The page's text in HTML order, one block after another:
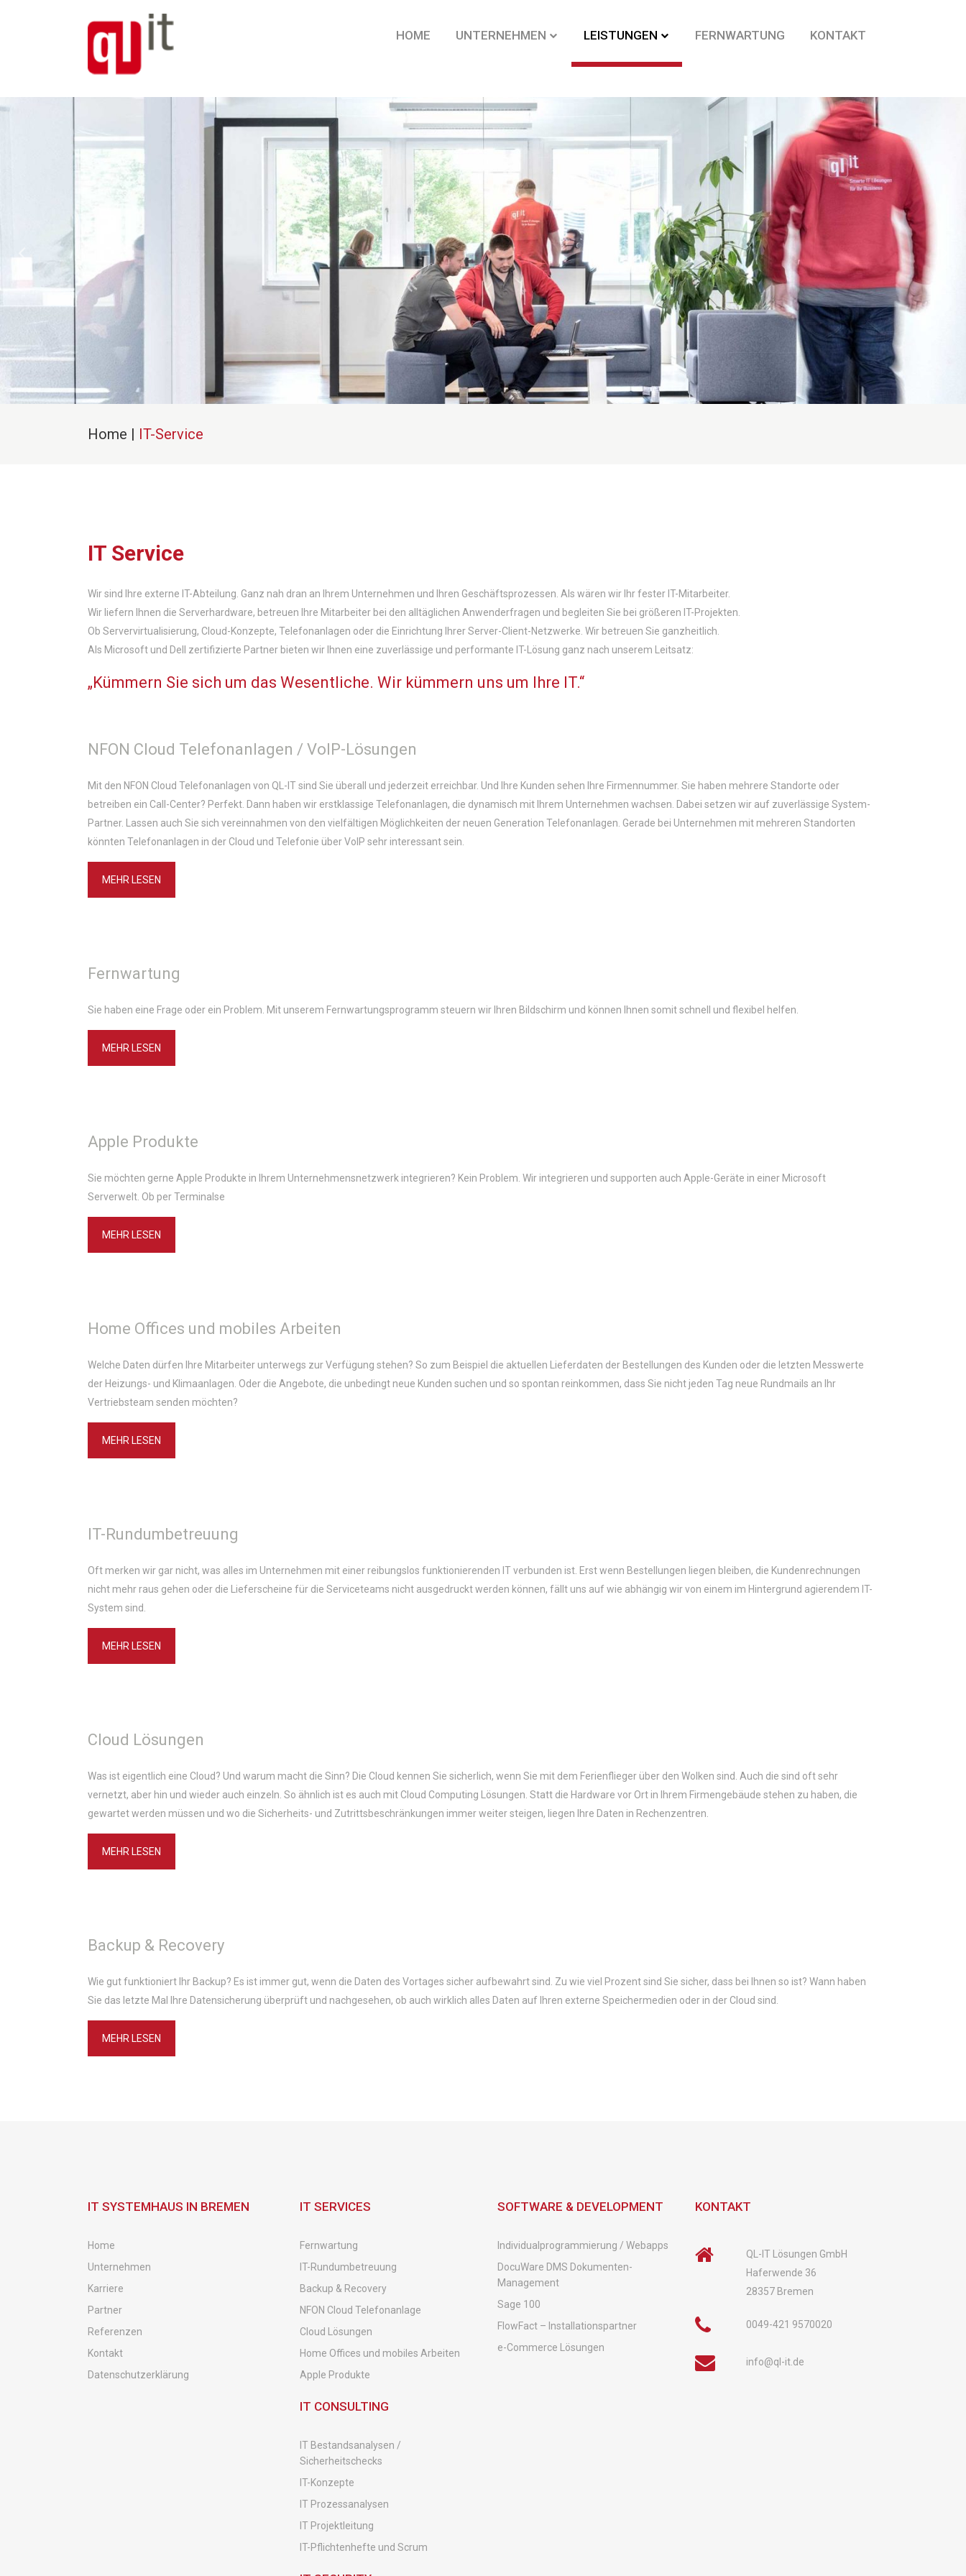
HOME UNTERNEHMEN LEISTUNGEN FERNWARTUNG KONTAKT
Home | IT-Service
IT Service
Wir sind Ihre externe IT-Abteilung. Ganz nah dran an Ihrem Unternehmen und Ihren Geschäftsprozessen. Als wären wir Ihr fester IT-Mitarbeiter.
Wir liefern Ihnen die Serverhardware, betreuen Ihre Mitarbeiter bei den alltäglichen Anwenderfragen und begleiten Sie bei größeren IT-Projekten.
Ob Servervirtualisierung, Cloud-Konzepte, Telefonanlagen oder die Einrichtung Ihrer Server-Client-Netzwerke. Wir betreuen Sie ganzheitlich.
Als Microsoft und Dell zertifizierte Partner bieten wir Ihnen eine zuverlässige und performante IT-Lösung ganz nach unserem Leitsatz:
„Kümmern Sie sich um das Wesentliche. Wir kümmern uns um Ihre IT.“
NFON Cloud Telefonanlagen / VoIP-Lösungen
Mit den NFON Cloud Telefonanlagen von QL-IT sind Sie überall und jederzeit erreichbar. Und Ihre Kunden sehen Ihre Firmennummer. Sie haben mehrere Standorte oder
betreiben ein Call-Center? Perfekt. Dann haben wir erstklassige Telefonanlagen, die dynamisch mit Ihrem Unternehmen wachsen. Dabei setzen wir auf zuverlässige System-
Partner. Lassen auch Sie sich vereinnahmen von den vielfältigen Möglichkeiten der neuen Generation Telefonanlagen. Gerade bei Unternehmen mit mehreren Standorten
könnten Telefonanlagen in der Cloud und Telefonie über VoIP sehr interessant sein.
MEHR LESEN
Fernwartung
Sie haben eine Frage oder ein Problem. Mit unserem Fernwartungsprogramm steuern wir Ihren Bildschirm und können Ihnen somit schnell und flexibel helfen.
MEHR LESEN
Apple Produkte
Sie möchten gerne Apple Produkte in Ihrem Unternehmensnetzwerk integrieren? Kein Problem. Wir integrieren und supporten auch Apple-Geräte in einer Microsoft
Serverwelt. Ob per Terminalse
MEHR LESEN
Home Offices und mobiles Arbeiten
Welche Daten dürfen Ihre Mitarbeiter unterwegs zur Verfügung stehen? So zum Beispiel die aktuellen Lieferdaten der Bestellungen des Kunden oder die letzten Messwerte
der Heizungs- und Klimaanlagen. Oder die Angebote, die unbedingt neue Kunden suchen und so spontan reinkommen, dass Sie nicht jeden Tag neue Rundmails an Ihr
Vertriebsteam senden möchten?
MEHR LESEN
IT-Rundumbetreuung
Oft merken wir gar nicht, was alles im Unternehmen mit einer reibungslos funktionierenden IT verbunden ist. Erst wenn Bestellungen liegen bleiben, die Kundenrechnungen
nicht mehr raus gehen oder die Lieferscheine für die Serviceteams nicht ausgedruckt werden können, fällt uns auf wie abhängig wir von einem im Hintergrund agierendem IT-
System sind.
MEHR LESEN
Cloud Lösungen
Was ist eigentlich eine Cloud? Und warum macht die Sinn? Die Cloud kennen Sie sicherlich, wenn Sie mit dem Ferienflieger über den Wolken sind. Auch die sind oft sehr
vernetzt, aber hin und wieder auch einzeln. So ähnlich ist es auch mit Cloud Computing Lösungen. Statt die Hardware vor Ort in Ihrem Firmengebäude stehen zu haben, die
gewartet werden müssen und wo die Sicherheits- und Zutrittsbeschränkungen immer weiter steigen, liegen Ihre Daten in Rechenzentren.
MEHR LESEN
Backup & Recovery
Wie gut funktioniert Ihr Backup? Es ist immer gut, wenn die Daten des Vortages sicher aufbewahrt sind. Zu wie viel Prozent sind Sie sicher, dass bei Ihnen so ist? Wann haben
Sie das letzte Mal Ihre Datensicherung überprüft und nachgesehen, ob auch wirklich alles Daten auf Ihren externe Speichermedien oder in der Cloud sind.
MEHR LESEN
IT SYSTEMHAUS IN BREMEN
Home
Unternehmen
Karriere
Partner
Referenzen
Kontakt
Datenschutzerklärung
IT SERVICES
Fernwartung
IT-Rundumbetreuung
Backup & Recovery
NFON Cloud Telefonanlage
Cloud Lösungen
Home Offices und mobiles Arbeiten
Apple Produkte
IT CONSULTING
IT Bestandsanalysen /
Sicherheitschecks
IT-Konzepte
IT Prozessanalysen
IT Projektleitung
IT-Pflichtenhefte und Scrum
SOFTWARE & DEVELOPMENT
Individualprogrammierung / Webapps
DocuWare DMS Dokumenten-
Management
Sage 100
FlowFact – Installationspartner
e-Commerce Lösungen
KONTAKT
QL-IT Lösungen GmbH
Haferwende 36
28357 Bremen
0049-421 9570020
info@ql-it.de